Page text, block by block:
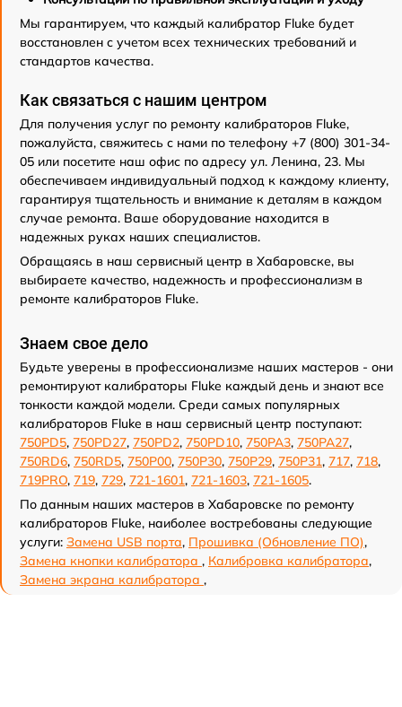
Мы гарантируем, что каждый калибратор Fluke будет
восстановлен с учетом всех технических требований и
стандартов качества.
Как связаться с нашим центром
Для получения услуг по ремонту калибраторов Fluke,
пожалуйста, свяжитесь с нами по телефону +7 (800) 301-34-
05 или посетите наш офис по адресу ул. Ленина, 23. Мы
обеспечиваем индивидуальный подход к каждому клиенту,
гарантируя тщательность и внимание к деталям в каждом
случае ремонта. Ваше оборудование находится в
надежных руках наших специалистов.
Обращаясь в наш сервисный центр в Хабаровске, вы
выбираете качество, надежность и профессионализм в
ремонте калибраторов Fluke.
Знаем свое дело
Будьте уверены в профессионализме наших мастеров - они
ремонтируют калибраторы Fluke каждый день и знают все
тонкости каждой модели. Среди самых популярных
калибраторов Fluke в наш сервисный центр поступают:
750PD5, 750PD27, 750PD2, 750PD10, 750PA3, 750PA27,
750RD6, 750RD5, 750P00, 750P30, 750P29, 750P31, 717, 718,
719PRO, 719, 729, 721-1601, 721-1603, 721-1605.
По данным наших мастеров в Хабаровске по ремонту
калибраторов Fluke, наиболее востребованы следующие
услуги: Замена USB порта, Прошивка (Обновление ПО),
Замена кнопки калибратора , Калибровка калибратора,
Замена экрана калибратора ,